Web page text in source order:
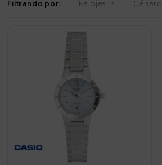
Filtrando por: Relojes Género: